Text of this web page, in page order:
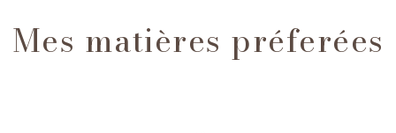
Mes matières préferées